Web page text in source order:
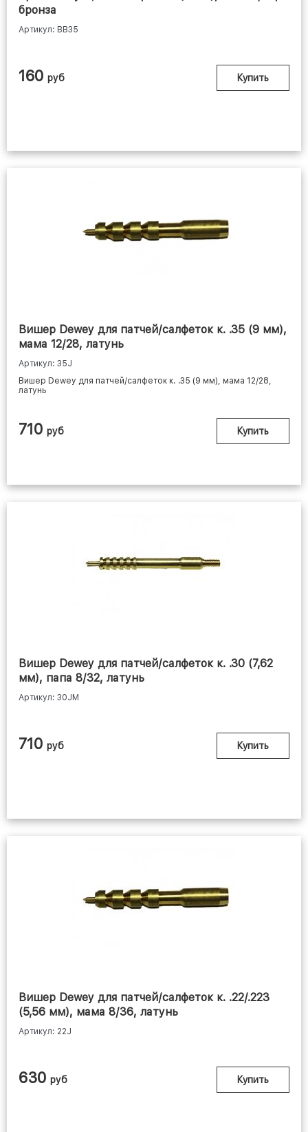
бронза
Артикул: BB35
160 руб Купить
Вишер Dewey для патчей/салфеток к. .35 (9 мм),
мама 12/28, латунь
Артикул: 35J
Вишер Dewey для патчей/салфеток к. .35 (9 мм), мама 12/28,
латунь
710 руб Купить
Вишер Dewey для патчей/салфеток к. .30 (7,62
мм), папа 8/32, латунь
Артикул: 30JM
710 руб Купить
Вишер Dewey для патчей/салфеток к. .22/.223
(5,56 мм), мама 8/36, латунь
Артикул: 22J
630 руб Купить